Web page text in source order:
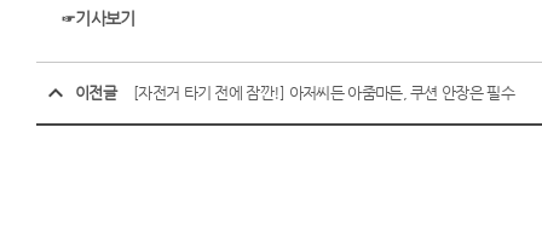
☞기사보기
이전글 [자전거 타기 전에 잠깐!] 아저씨든 아줌마든, 쿠션 안장은 필수